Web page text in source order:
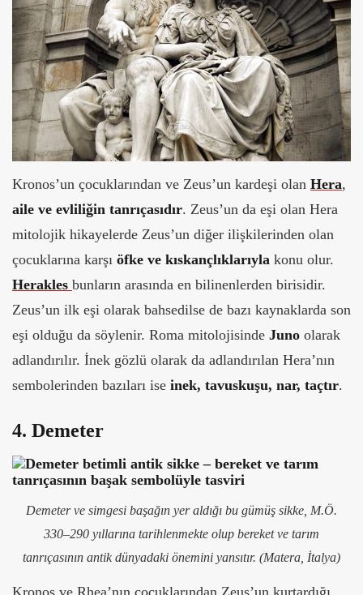
Kronos’un çocuklarından ve Zeus’un kardeşi olan Hera,
aile ve evliliğin tanrıçasıdır. Zeus’un da eşi olan Hera
mitolojik hikayelerde Zeus’un diğer ilişkilerinden olan
çocuklarına karşı öfke ve kıskançlıklarıyla konu olur.
Herakles bunların arasında en bilinenlerden birisidir.
Zeus’un ilk eşi olarak bahsedilse de bazı kaynaklarda son
eşi olduğu da söylenir. Roma mitolojisinde Juno olarak
adlandırılır. İnek gözlü olarak da adlandırılan Hera’nın
sembolerinden bazıları ise inek, tavuskuşu, nar, taçtır.
4. Demeter
Demeter ve simgesi başağın yer aldığı bu gümüş sikke, M.Ö.
330–290 yıllarına tarihlenmekte olup bereket ve tarım
tanrıçasının antik dünyadaki önemini yansıtır. (Matera, İtalya)